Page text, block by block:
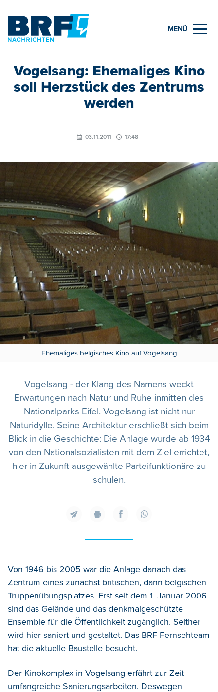
MENÜ
Vogelsang: Ehemaliges Kino
soll Herzstück des Zentrums
werden
03.11.2011 17:48
Ehemaliges belgisches Kino auf Vogelsang
Vogelsang - der Klang des Namens weckt
Erwartungen nach Natur und Ruhe inmitten des
Nationalparks Eifel. Vogelsang ist nicht nur
Naturidylle. Seine Architektur erschließt sich beim
Blick in die Geschichte: Die Anlage wurde ab 1934
von den Nationalsozialisten mit dem Ziel errichtet,
hier in Zukunft ausgewählte Parteifunktionäre zu
schulen.
Von 1946 bis 2005 war die Anlage danach das
Zentrum eines zunächst britischen, dann belgischen
Truppenübungsplatzes. Erst seit dem 1. Januar 2006
sind das Gelände und das denkmalgeschützte
Ensemble für die Öffentlichkeit zugänglich. Seither
wird hier saniert und gestaltet. Das BRF-Fernsehteam
hat die aktuelle Baustelle besucht.
Der Kinokomplex in Vogelsang erfährt zur Zeit
umfangreiche Sanierungsarbeiten. Deswegen